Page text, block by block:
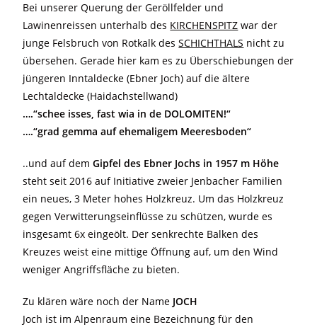
Bei unserer Querung der Geröllfelder und
Lawinenreissen unterhalb des KIRCHENSPITZ war der
junge Felsbruch von Rotkalk desSCHICHTHALS nicht zu
übersehen. Gerade hier kam es zu Überschiebungen der
jüngeren Inntaldecke (Ebner Joch) auf die ältere
Lechtaldecke (Haidachstellwand)
….“schee isses, fast wia in de DOLOMITEN!“
….“grad gemma auf ehemaligem Meeresboden“
..und auf demGipfel des Ebner Jochs in 1957 m Höhe
steht seit 2016 auf Initiative zweier Jenbacher Familien
ein neues, 3 Meter hohes Holzkreuz. Um das Holzkreuz
gegen Verwitterungseinflüsse zu schützen, wurde es
insgesamt 6x eingeölt. Der senkrechte Balken des
Kreuzes weist eine mittige Öffnung auf, um den Wind
weniger Angriffsfläche zu bieten.
Zu klären wäre noch der Name JOCH
Joch ist im Alpenraum eine Bezeichnung für den